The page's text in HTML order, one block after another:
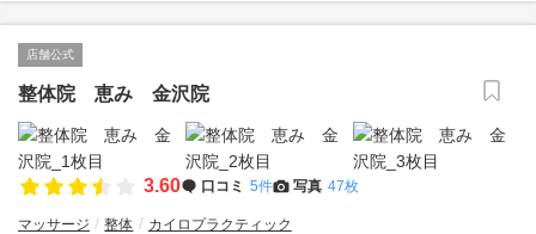
店舗公式
整体院 恵み 金沢院
3.60 口コミ 5件 写真 47枚
マッサージ 整体 カイロプラクティック